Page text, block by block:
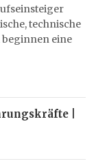
technische
beginnen eine
|